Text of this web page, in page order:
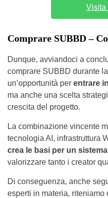
Visita
Comprare SUBBD –
Dunque, avviandoci a
comprare SUBBD durante
un’opportunità per entrare
ma anche una scelta
crescita del progetto.
La combinazione vincente
tecnologia AI, infrastruttura
crea le basi per un
valorizzare tanto i creator
Di conseguenza, anche
esperti in materia, riteniamo